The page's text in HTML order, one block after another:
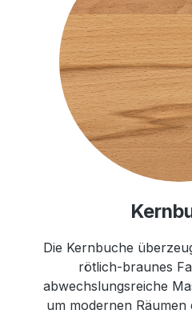
Die Kernbuche
rötlich-braunes
abwechslungsreiche
um modernen Räumen